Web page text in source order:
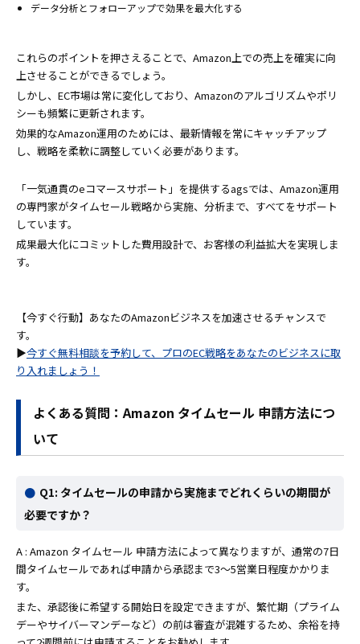
データ分析とフォローアップで効果を最大化する
これらのポイントを押さえることで、Amazon上での売上を確実に向
上させることができるでしょう。
しかし、EC市場は常に変化しており、Amazonのアルゴリズムやポリ
シーも頻繁に更新されます。
効果的なAmazon運用のためには、最新情報を常にキャッチアップ
し、戦略を柔軟に調整していく必要があります。
「一気通貫のeコマースサポート」を提供するagsでは、Amazon運用
の専門家がタイムセール戦略から実施、分析まで、すべてをサポート
しています。
成果最大化にコミットした費用設計で、お客様の利益拡大を実現しま
す。
【今すぐ行動】あなたのAmazonビジネスを加速させるチャンスで
す。
▶今すぐ無料相談を予約して、プロのEC戦略をあなたのビジネスに取
り入れましょう！
よくある質問：Amazon タイムセール 申請方法につ
いて
Q1: タイムセールの申請から実施までどれくらいの期間が
必要ですか？
A : Amazon タイムセール 申請方法によって異なりますが、通常の7日
間タイムセールであれば申請から承認まで3〜5営業日程度かかりま
す。
また、承認後に希望する開始日を設定できますが、繁忙期（プライム
デーやサイバーマンデーなど）の前は審査が混雑するため、余裕を持